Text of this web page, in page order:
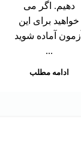
دهیم. اگر می
خواهید برای این
آزمون آماده شوید
...
ادامه مطلب